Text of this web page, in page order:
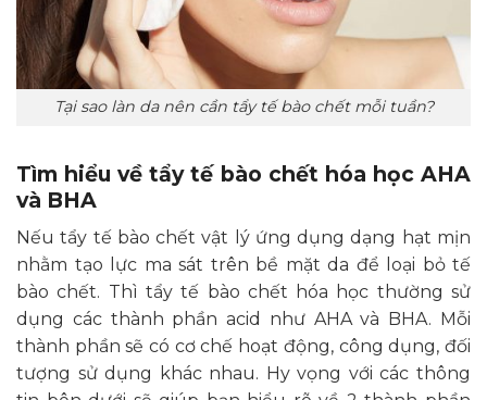
Tại sao làn da nên cần tẩy tế bào chết mỗi tuần?
Tìm hiểu về tẩy tế bào chết hóa học AHA
và BHA
Nếu tẩy tế bào chết vật lý ứng dụng dạng hạt mịn
nhằm tạo lực ma sát trên bề mặt da để loại bỏ tế
bào chết. Thì tẩy tế bào chết hóa học thường sử
dụng các thành phần acid như AHA và BHA. Mỗi
thành phần sẽ có cơ chế hoạt động, công dụng, đối
tượng sử dụng khác nhau. Hy vọng với các thông